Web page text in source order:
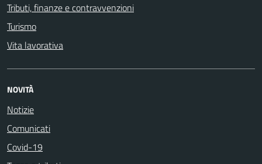
Tributi, finanze e contravvenzioni
Turismo
Vita lavorativa
NOVITÀ
Notizie
Comunicati
Covid-19